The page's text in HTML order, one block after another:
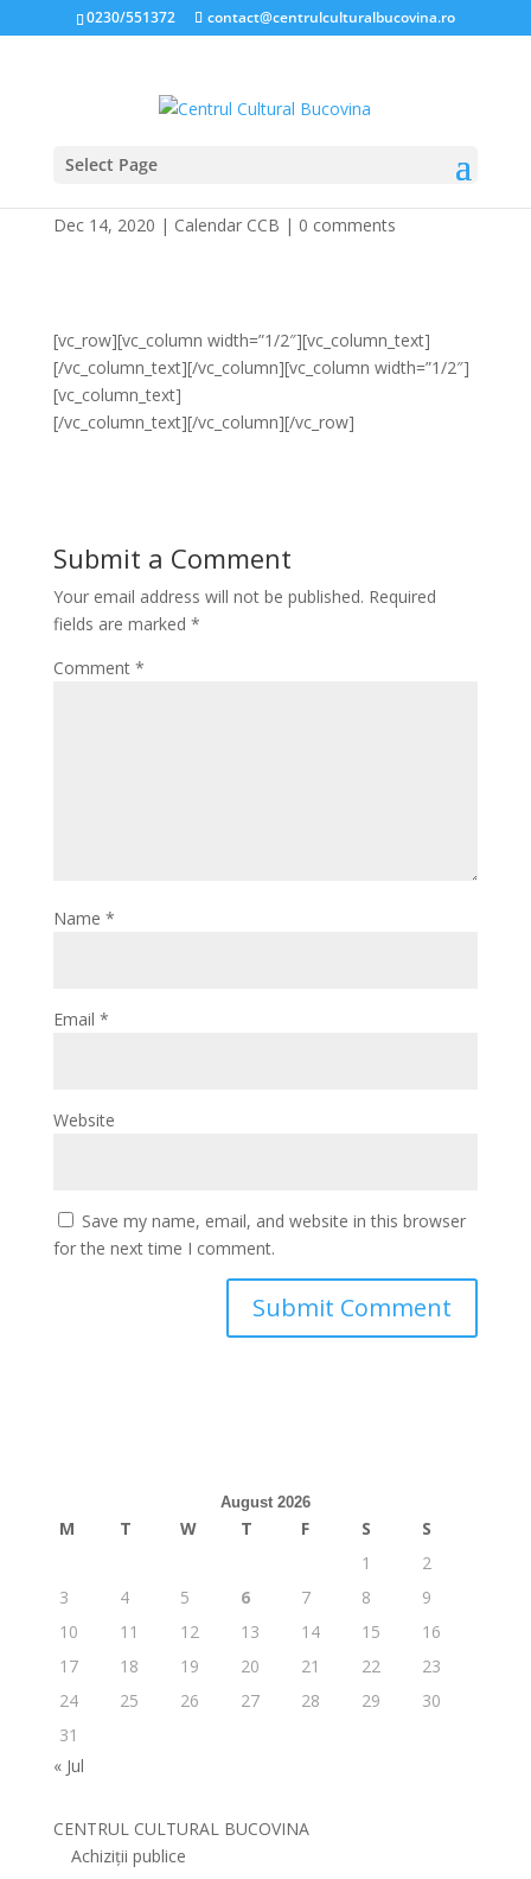
0230/551372 contact@centrulculturalbucovina.ro
Select Page
Mai
Dec 14, 2020 | Calendar CCB | 0 comments
[vc_row][vc_column width=”1/2″][vc_column_text]
[/vc_column_text][/vc_column][vc_column width=”1/2″]
[vc_column_text]
[/vc_column_text][/vc_column][/vc_row]
Submit a Comment
Your email address will not be published. Required
fields are marked *
Comment *
Name *
Email *
Website
Save my name, email, and website in this browser
for the next time I comment.
August 2026
M T W T F S
S
1
2
3
4 5 6 7 8
9
10
11 12 13 14 15
16
17
18 19 20 21 22
23
24
25 26 27 28 29
30
31
« Jul
CENTRUL CULTURAL BUCOVINA
Achiziții publice